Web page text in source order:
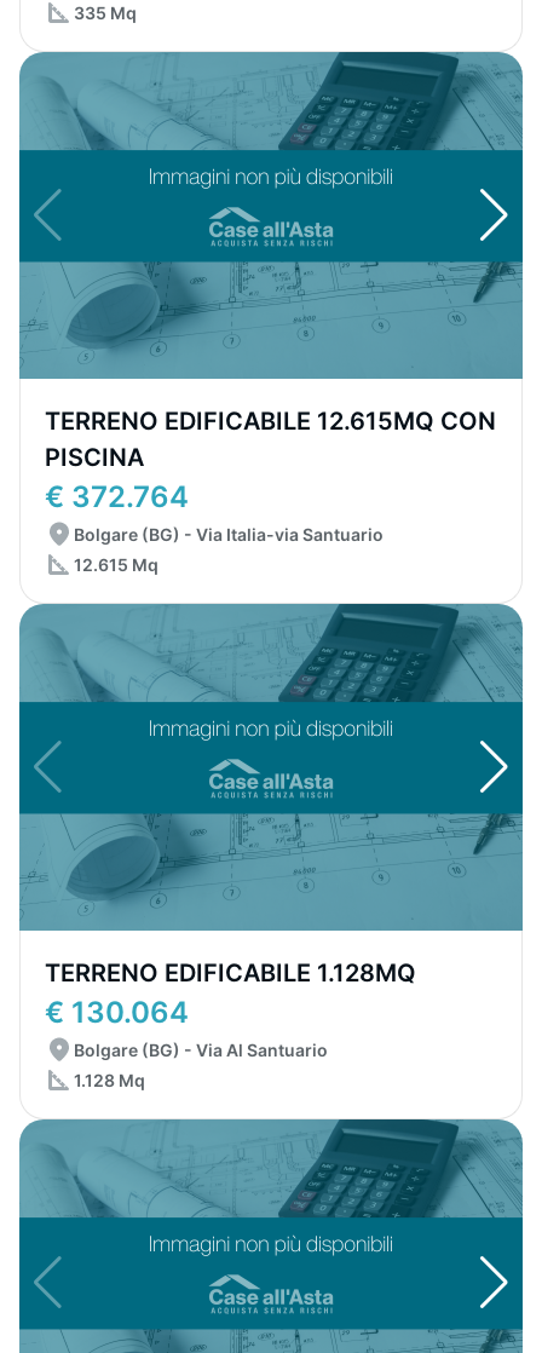
335 Mq
TERRENO EDIFICABILE 12.615MQ CON
PISCINA
€ 372.764
Bolgare (BG) - Via Italia-via Santuario
12.615 Mq
TERRENO EDIFICABILE 1.128MQ
€ 130.064
Bolgare (BG) - Via Al Santuario
1.128 Mq